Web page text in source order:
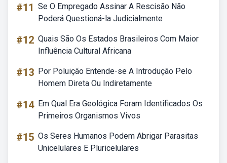
#11 Se O Empregado Assinar A Rescisão Não
Poderá Questioná-la Judicialmente
#12 Quais São Os Estados Brasileiros Com Maior
Influência Cultural Africana
#13 Por Poluição Entende-se A Introdução Pelo
Homem Direta Ou Indiretamente
#14 Em Qual Era Geológica Foram Identificados Os
Primeiros Organismos Vivos
#15 Os Seres Humanos Podem Abrigar Parasitas
Unicelulares E Pluricelulares